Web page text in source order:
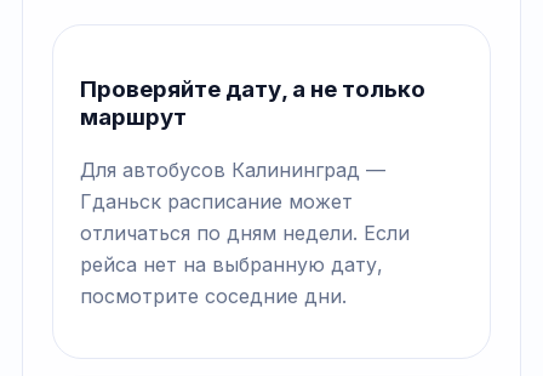
Проверяйте дату, а не только
маршрут
Для автобусов Калининград —
Гданьск расписание может
отличаться по дням недели. Если
рейса нет на выбранную дату,
посмотрите соседние дни.